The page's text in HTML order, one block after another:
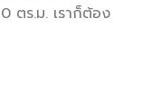
ตร.ม. เราก็ต้อง